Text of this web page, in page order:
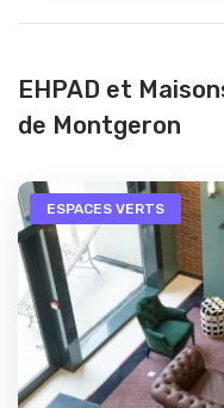
EHPAD et
de Montgeron
ESPACES VERTS